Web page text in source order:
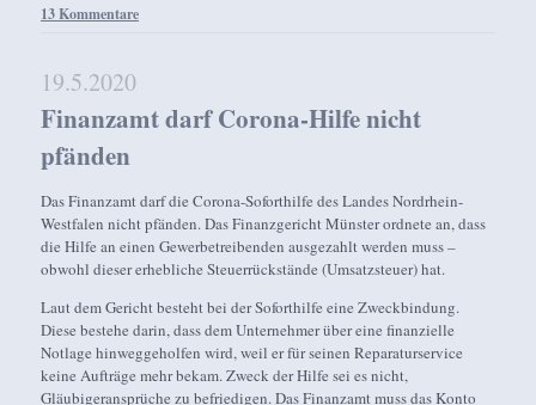
13 Kommentare
19.5.2020
Finanzamt darf Corona-Hilfe nicht
pfänden
Das Finanzamt darf die Corona-Soforthilfe des Landes Nordrhein-
Westfalen nicht pfänden. Das Finanzgericht Münster ordnete an, dass
die Hilfe an einen Gewerbetreibenden ausgezahlt werden muss –
obwohl dieser erhebliche Steuerrückstände (Umsatzsteuer) hat.
Laut dem Gericht besteht bei der Soforthilfe eine Zweckbindung.
Diese bestehe darin, dass dem Unternehmer über eine finanzielle
Notlage hinweggeholfen wird, weil er für seinen Reparaturservice
keine Aufträge mehr bekam. Zweck der Hilfe sei es nicht,
Gläubigeransprüche zu befriedigen. Das Finanzamt muss das Konto